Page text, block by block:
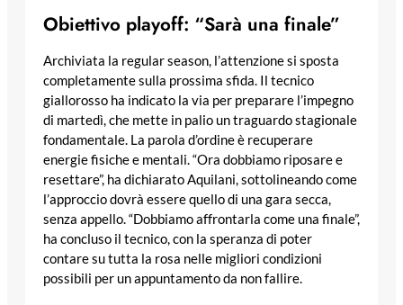
Obiettivo playoff: “Sarà una finale”
Archiviata la regular season, l’attenzione si sposta
completamente sulla prossima sfida. Il tecnico
giallorosso ha indicato la via per preparare l’impegno
di martedì, che mette in palio un traguardo stagionale
fondamentale. La parola d’ordine è recuperare
energie fisiche e mentali. “Ora dobbiamo riposare e
resettare”, ha dichiarato Aquilani, sottolineando come
l’approccio dovrà essere quello di una gara secca,
senza appello. “Dobbiamo affrontarla come una finale”,
ha concluso il tecnico, con la speranza di poter
contare su tutta la rosa nelle migliori condizioni
possibili per un appuntamento da non fallire.